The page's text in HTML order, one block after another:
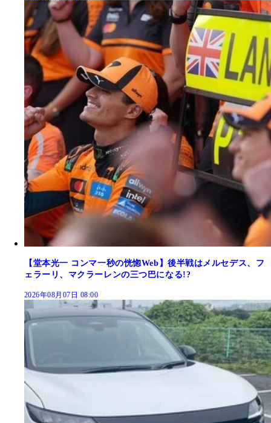
【堂本光一 コンマ一秒の恍惚Web】後半戦はメルセデス、フ
ェラーリ、マクラーレンの三つ巴になる!?
2026年08月07日 08:00